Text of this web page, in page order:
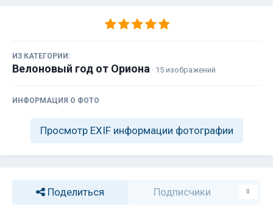
ИЗ КАТЕГОРИИ:
Велоновый год от Ориона · 15 изображений
ИНФОРМАЦИЯ О ФОТО
Просмотр EXIF информации фотографии
Поделиться Подписчики 0